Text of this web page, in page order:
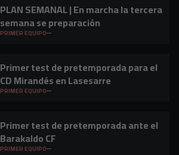
PLAN SEMANAL | En marcha la tercera
semana se preparación
PRIMER EQUIPO
Primer test de pretemporada para el
CD Mirandés en Lasesarre
PRIMER EQUIPO
Primer test de pretemporada ante el
Barakaldo CF
PRIMER EQUIPO